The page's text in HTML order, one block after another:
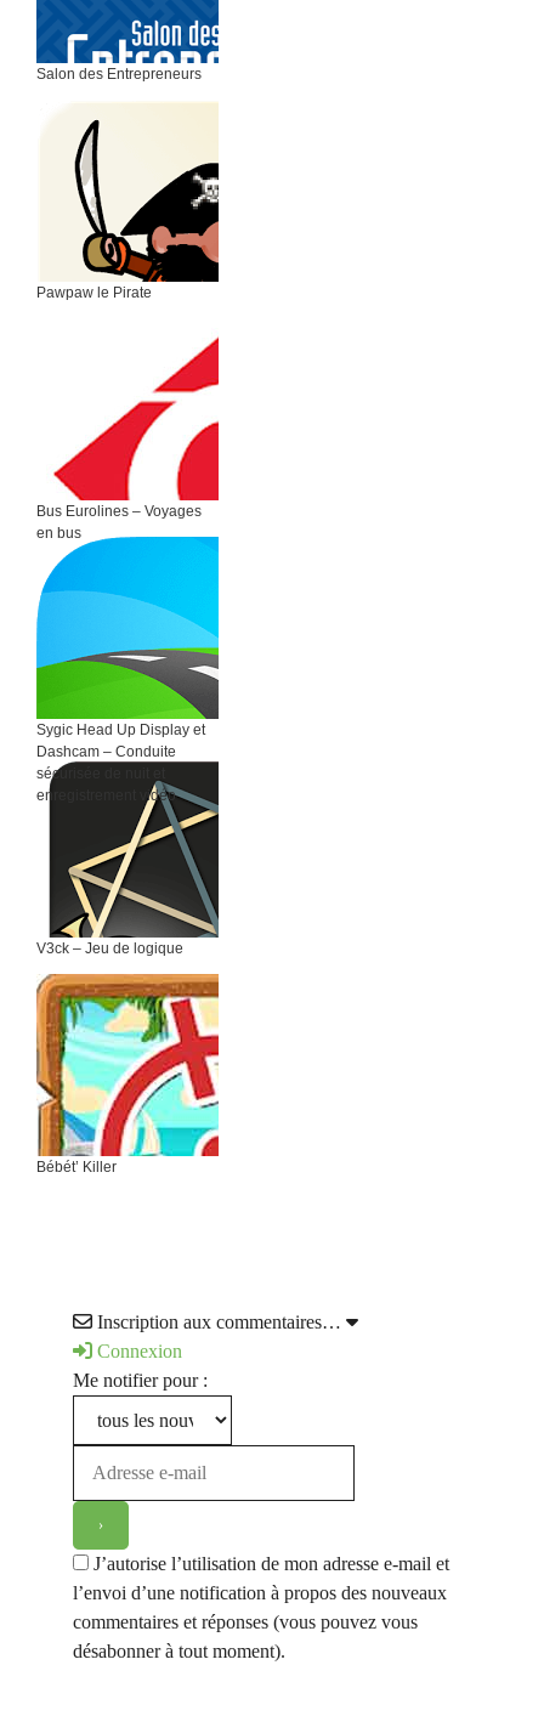
Salon des Entrepreneurs
Pawpaw le Pirate
Bus Eurolines – Voyages
en bus
Sygic Head Up Display et
Dashcam – Conduite
sécurisée de nuit et
enregistrement vidéo
V3ck – Jeu de logique
Bébét’ Killer
Inscription aux commentaires…
Connexion
Me notifier pour :
J’autorise l’utilisation de mon adresse e-mail et
l’envoi d’une notification à propos des nouveaux
commentaires et réponses (vous pouvez vous
désabonner à tout moment).